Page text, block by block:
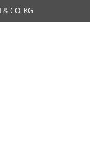
& CO. KG